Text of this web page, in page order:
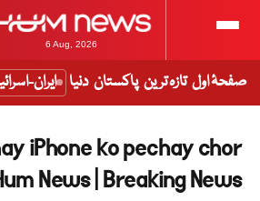
6 Aug, 2026
صفحۂ اول تازہ ترین پاکستان دنیا ایران-
iPhone ko pechay chor
News | Breaking News |